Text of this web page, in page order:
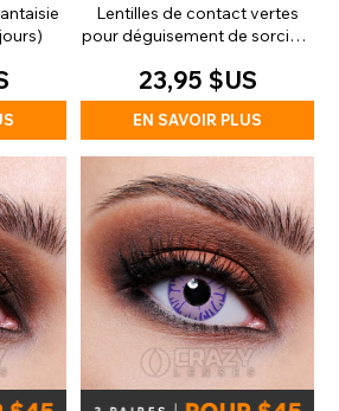
Lentilles de contact vertes
pour déguisement de sorcière
23,95 $US
EN SAVOIR PLUS